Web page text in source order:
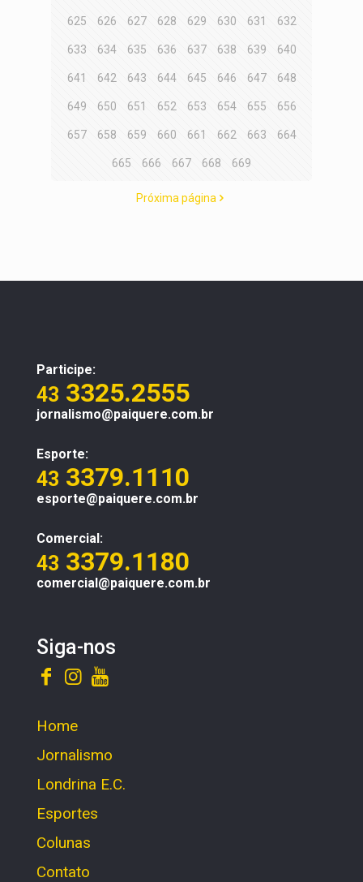
625 626 627 628 629 630 631 632
633 634 635 636 637 638 639 640
641 642 643 644 645 646 647 648
649 650 651 652 653 654 655 656
657 658 659 660 661 662 663 664
665 666 667 668 669
Próxima página
Participe:
43 3325.2555
jornalismo@paiquere.com.br
Esporte:
43 3379.1110
esporte@paiquere.com.br
Comercial:
43 3379.1180
comercial@paiquere.com.br
Siga-nos
Home
Jornalismo
Londrina E.C.
Esportes
Colunas
Contato